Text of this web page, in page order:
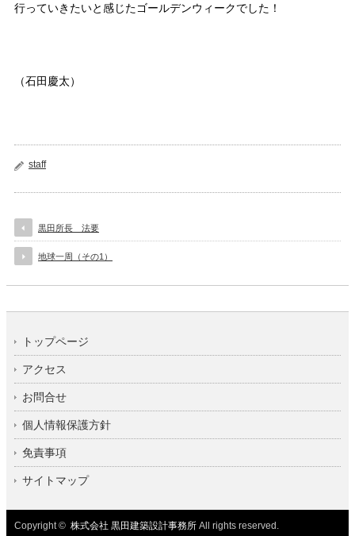
行っていきたいと感じたゴールデンウィークでした！
（石田慶太）
staff
黒田所長 法要
地球一周（その1）
トップページ
アクセス
お問合せ
個人情報保護方針
免責事項
サイトマップ
Copyright © 株式会社 黒田建築設計事務所 All rights reserved.